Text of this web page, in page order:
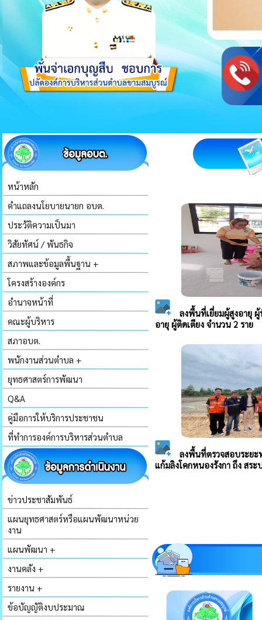
หน้าหลัก
คำแถลงนโยบายนายก อบต.
ประวัติความเป็นมา
วิสัยทัศน์ / พันธกิจ
สภาพและข้อมูลพื้นฐาน +
โครงสร้างองค์กร
อำนาจหน้าที่
คณะผู้บริหาร
สภาอบต.
พนักงานส่วนตำบล +
ยุทธศาสตร์การพัฒนา
Q&A
คู่มือการให้บริการประชาชน
ที่ทำการองค์การบริหารส่วนตำบล
ข่าวประชาสัมพันธ์
แผนยุทธศาสตร์หรือแผนพัฒนาหน่วย
งาน
แผนพัฒนา +
งานคลัง +
รายงาน +
ข้อบัญญัติงบประมาณ